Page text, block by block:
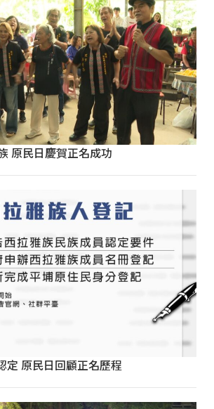
原民日慶賀正名成功
定 原民日回顧正名歷程